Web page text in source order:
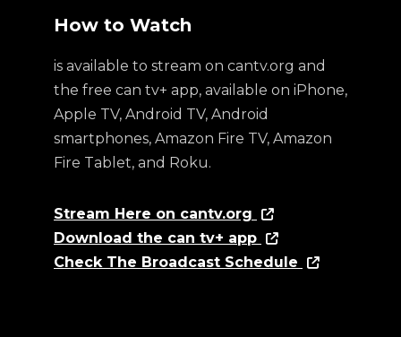
How to Watch
is available to stream on cantv.org and
the free can tv+ app, available on iPhone,
Apple TV, Android TV, Android
smartphones, Amazon Fire TV, Amazon
Fire Tablet, and Roku.
Stream Here on cantv.org
Download the can tv+ app
Check The Broadcast Schedule